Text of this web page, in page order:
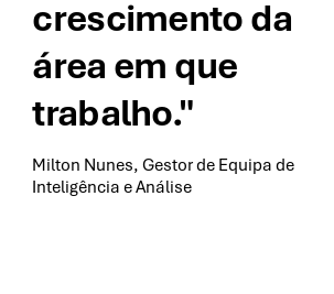
crescimento da
área em que
trabalho."
Milton Nunes, Gestor de Equipa de
Inteligência e Análise